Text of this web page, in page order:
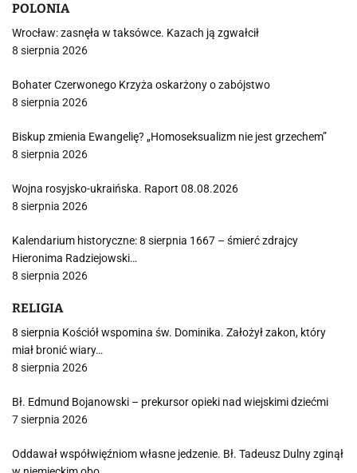
POLONIA
Wrocław: zasnęła w taksówce. Kazach ją zgwałcił
8 sierpnia 2026
Bohater Czerwonego Krzyża oskarżony o zabójstwo
8 sierpnia 2026
Biskup zmienia Ewangelię? „Homoseksualizm nie jest grzechem”
8 sierpnia 2026
Wojna rosyjsko-ukraińska. Raport 08.08.2026
8 sierpnia 2026
Kalendarium historyczne: 8 sierpnia 1667 – śmierć zdrajcy
Hieronima Radziejowski…
8 sierpnia 2026
RELIGIA
8 sierpnia Kościół wspomina św. Dominika. Założył zakon, który
miał bronić wiary…
8 sierpnia 2026
Bł. Edmund Bojanowski – prekursor opieki nad wiejskimi dziećmi
7 sierpnia 2026
Oddawał współwięźniom własne jedzenie. Bł. Tadeusz Dulny zginął